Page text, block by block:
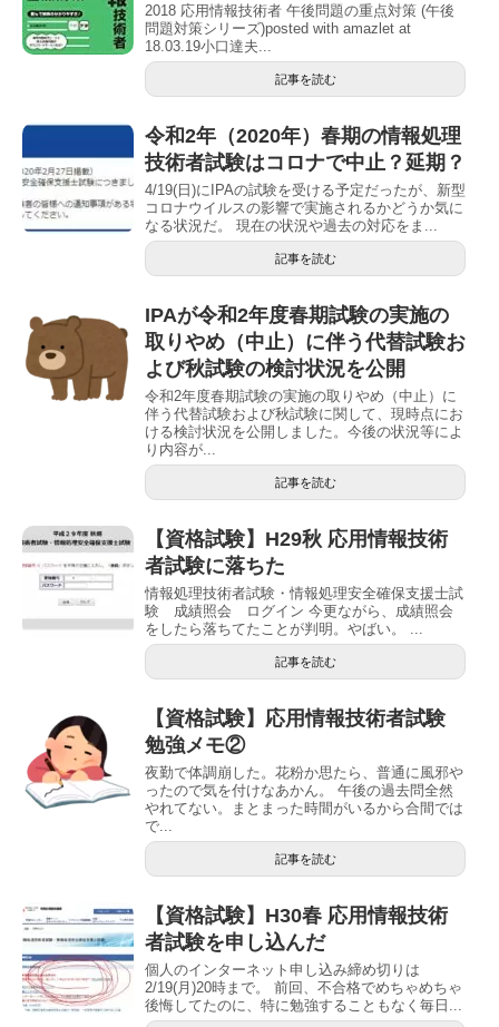
2018 応用情報技術者 午後問題の重点対策 (午後
問題対策シリーズ)posted with amazlet at
18.03.19小口達夫...
記事を読む
令和2年（2020年）春期の情報処理
技術者試験はコロナで中止？延期？
4/19(日)にIPAの試験を受ける予定だったが、新型
コロナウイルスの影響で実施されるかどうか気に
なる状況だ。 現在の状況や過去の対応をま...
記事を読む
IPAが令和2年度春期試験の実施の
取りやめ（中止）に伴う代替試験お
よび秋試験の検討状況を公開
令和2年度春期試験の実施の取りやめ（中止）に
伴う代替試験および秋試験に関して、現時点にお
ける検討状況を公開しました。今後の状況等によ
り内容が...
記事を読む
【資格試験】H29秋 応用情報技術
者試験に落ちた
情報処理技術者試験・情報処理安全確保支援士試
験 成績照会 ログイン 今更ながら、成績照会
をしたら落ちてたことが判明。やばい。 ...
記事を読む
【資格試験】応用情報技術者試験
勉強メモ②
夜勤で体調崩した。花粉か思たら、普通に風邪や
ったので気を付けなあかん。 午後の過去問全然
やれてない。まとまった時間がいるから合間では
で...
記事を読む
【資格試験】H30春 応用情報技術
者試験を申し込んだ
個人のインターネット申し込み締め切りは
2/19(月)20時まで。 前回、不合格でめちゃめちゃ
後悔してたのに、特に勉強することもなく毎日...